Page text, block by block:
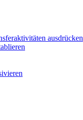
ausdrücken